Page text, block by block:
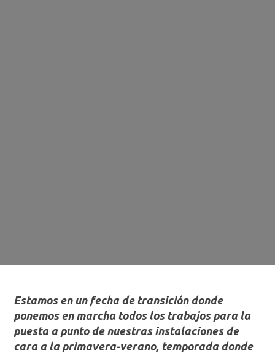
Estamos en un fecha de transición donde
ponemos en marcha todos los trabajos para la
puesta a punto de nuestras instalaciones de
cara a la primavera-verano, temporada donde